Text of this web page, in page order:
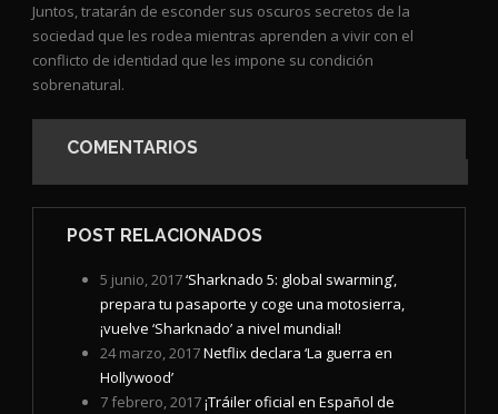
Juntos, tratarán de esconder sus oscuros secretos de la
sociedad que les rodea mientras aprenden a vivir con el
conflicto de identidad que les impone su condición
sobrenatural.
COMENTARIOS
POST RELACIONADOS
5 junio, 2017‘Sharknado 5: global swarming’,
prepara tu pasaporte y coge una motosierra,
¡vuelve ‘Sharknado’ a nivel mundial!
24 marzo, 2017Netflix declara ‘La guerra en
Hollywood’
7 febrero, 2017¡Tráiler oficial en Español de